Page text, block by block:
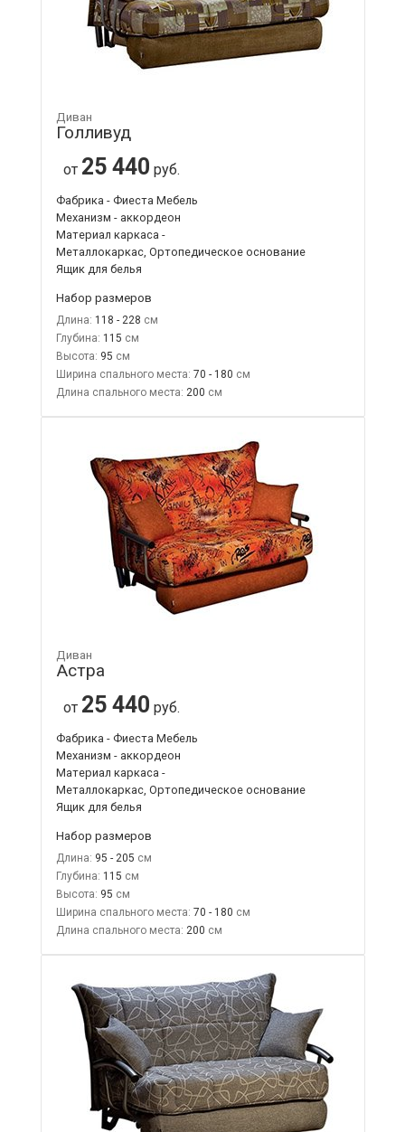
Диван
Голливуд
от 25 440 руб.
Фабрика - Фиеста Мебель
Механизм - аккордеон
Материал каркаса -
Металлокаркас, Ортопедическое основание
Ящик для белья
Набор размеров
Длина: 118 - 228
Глубина: 115
Высота: 95
Ширина спального места: 70 - 180
Длина спального места: 200
Диван
Астра
от 25 440 руб.
Фабрика - Фиеста Мебель
Механизм - аккордеон
Материал каркаса -
Металлокаркас, Ортопедическое основание
Ящик для белья
Набор размеров
Длина: 95 - 205
Глубина: 115
Высота: 95
Ширина спального места: 70 - 180
Длина спального места: 200